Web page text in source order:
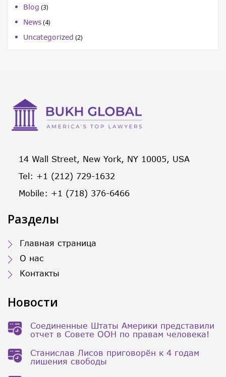
Blog (3)
News (4)
Uncategorized (2)
14 Wall Street, New York, NY 10005, USA
Tel: +1 (212) 729-1632
Mobile: +1 (718) 376-6466
Разделы
Главная страница
О нас
Контакты
Новости
Соединенные Штаты Америки представили
отчет в Совете ООН по правам человека!
Станислав Лисов приговорён к 4 годам
лишения свободы